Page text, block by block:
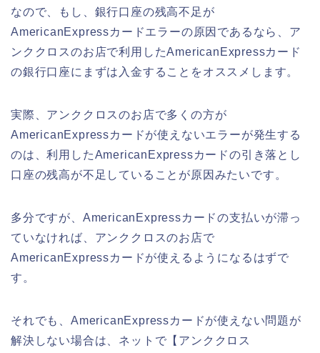
なので、もし、銀行口座の残高不足が
AmericanExpressカードエラーの原因であるなら、ア
ンククロスのお店で利用したAmericanExpressカード
の銀行口座にまずは入金することをオススメします。
実際、アンククロスのお店で多くの方が
AmericanExpressカードが使えないエラーが発生する
のは、利用したAmericanExpressカードの引き落とし
口座の残高が不足していることが原因みたいです。
多分ですが、AmericanExpressカードの支払いが滞っ
ていなければ、アンククロスのお店で
AmericanExpressカードが使えるようになるはずで
す。
それでも、AmericanExpressカードが使えない問題が
解決しない場合は、ネットで【アンククロス